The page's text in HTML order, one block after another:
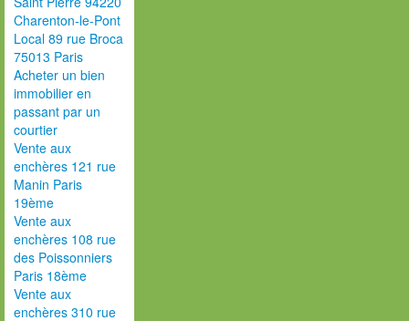
Charenton-le-Pont
Local 89 rue Broca
75013 Paris
Acheter un bien
immobilier en
passant par un
courtier
Vente aux
enchères 121 rue
Manin Paris
19ème
Vente aux
enchères 108 rue
des Poissonniers
Paris 18ème
Vente aux
enchères 310 rue